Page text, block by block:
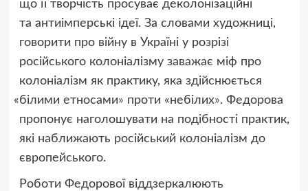
що її творчість просуває деколонізаційні
та антиімперські ідеї. За словами художниці,
говорити про війну в Україні у розрізі
російського колоніалізму заважає міф про
колоніалізм як практику, яка здійснюється
«білими етносами» проти «небілих». Федорова
пропонує наголошувати на подібності практик,
які наближають російський колоніалізм до
європейського.
Роботи Федорової віддзеркалюють